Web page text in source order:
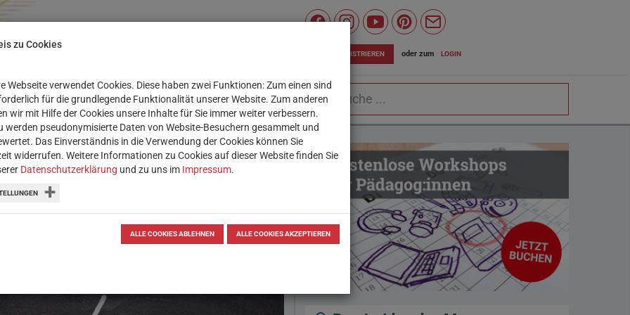
Wiener
Bildungsserver
Facebook
JETZT REGISTRIEREN oder zum LOGIN
SERVICE WORKSHOPS Suchbegriff
den Unterricht
SchülerInnen sammeln oder
machen es möglich.
zu Cookies
Webseite verwendet Cookies. Diese haben zwei Funktionen: Zum einen sind
für die grundlegende Funktionalität unserer Website. Zum anderen
wir mit Hilfe der Cookies unsere Inhalte für Sie immer weiter verbessern.
werden pseudonymisierte Daten von Website-Besuchern gesammelt und
Das Einverständnis in die Verwendung der Cookies können Sie
widerrufen. Weitere Informationen zu Cookies auf dieser Website finden Sie
Datenschutzerklärung und zu uns im Impressum.
ALLE COOKIES ABLEHNEN ALLE COOKIES AKZEPTIEREN